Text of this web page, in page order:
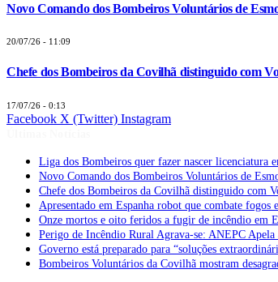
Novo Comando dos Bombeiros Voluntários de
20/07/26 - 11:09
Chefe dos Bombeiros da Covilhã distinguido com
17/07/26 - 0:13
Facebook X (Twitter) Instagram
Liga dos Bombeiros quer fazer nascer licenciatura
Novo Comando dos Bombeiros Voluntários de
Chefe dos Bombeiros da Covilhã distinguido com
Apresentado em Espanha robot que combate fogos
Onze mortos e oito feridos a fugir de incêndio em
Perigo de Incêndio Rural Agrava-se: ANEPC
Governo está preparado para “soluções
Bombeiros Voluntários da Covilhã mostram